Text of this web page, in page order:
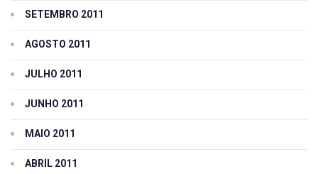
SETEMBRO 2011
AGOSTO 2011
JULHO 2011
JUNHO 2011
MAIO 2011
ABRIL 2011